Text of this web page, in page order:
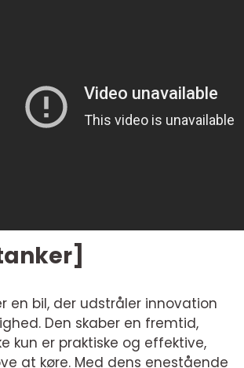
en bil, der udstråler innovation
Den skaber en fremtid,
kun er praktiske og effektive,
at køre. Med dens enestående